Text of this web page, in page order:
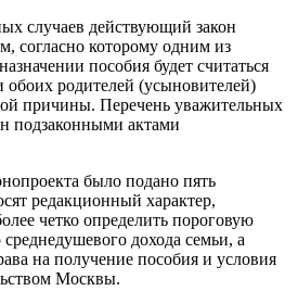
случаев действующий закон
согласно которому одним из
пособия будет считаться
обоих родителей (усыновителей)
причины. Перечень уважительных
подзаконными актами
было подано пять
редакционный характер,
четко определить пороговую
дохода семьи, а
на получение пособия и условия
Москвы.